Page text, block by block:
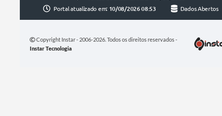
Portal atualizado em: 10/08/2026 08:53 Dados Abertos
Copyright Instar - 2006-2026. Todos os direitos reservados -
Instar Tecnologia